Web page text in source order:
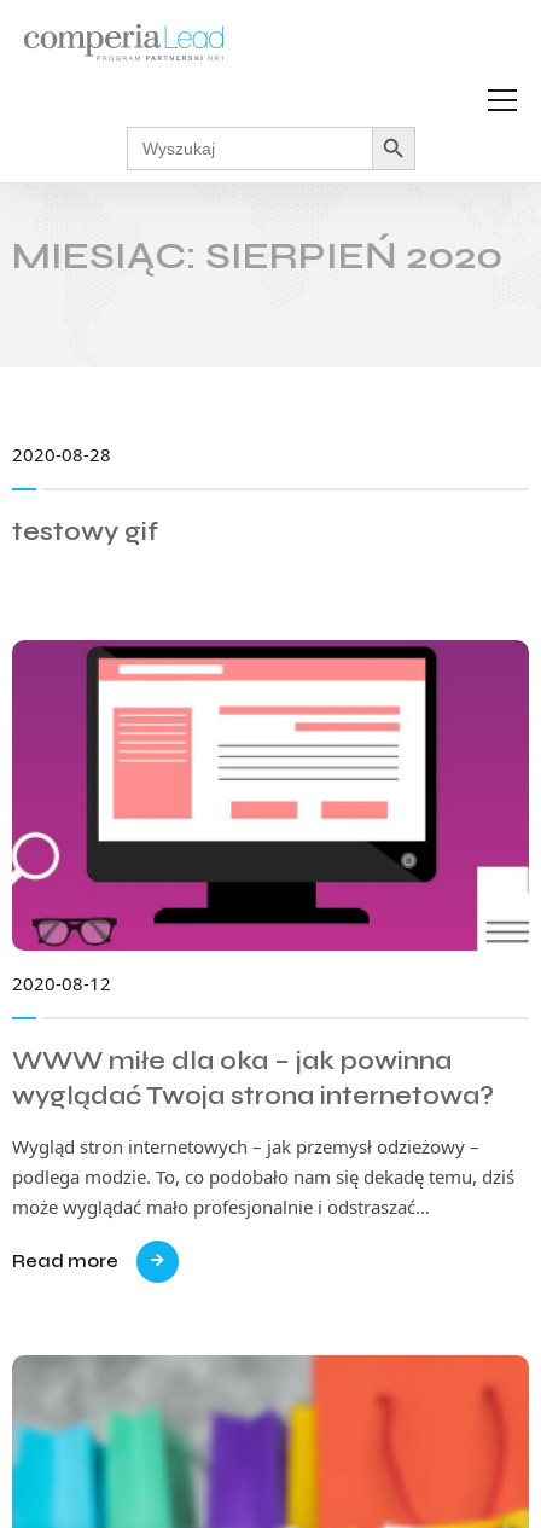
Strefa Wiedzy
Akcje promocyjne
Search
for:
Search Button
MIESIĄC: SIERPIEŃ 2020
2020-08-28
testowy gif
2020-08-12
WWW miłe dla oka – jak powinna
wyglądać Twoja strona internetowa?
Wygląd stron internetowych – jak przemysł odzieżowy –
podlega modzie. To, co podobało nam się dekadę temu, dziś
może wyglądać mało profesjonalnie i odstraszać…
Read more